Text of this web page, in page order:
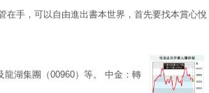
在手，可以自由進出書本世界，首先要找本賞心悅
龍湖集團（00960）等。 中金：轉